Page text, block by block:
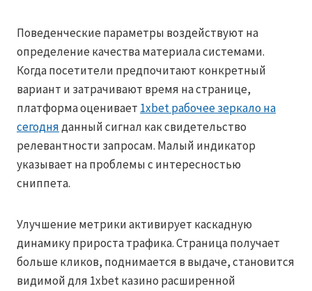
Поведенческие параметры воздействуют на
определение качества материала системами.
Когда посетители предпочитают конкретный
вариант и затрачивают время на странице,
платформа оценивает 1xbet рабочее зеркало на
сегодняданный сигнал как свидетельство
релевантности запросам. Малый индикатор
указывает на проблемы с интересностью
сниппета.
Улучшение метрики активирует каскадную
динамику прироста трафика. Страница получает
больше кликов, поднимается в выдаче, становится
видимой для 1xbet казино расширенной